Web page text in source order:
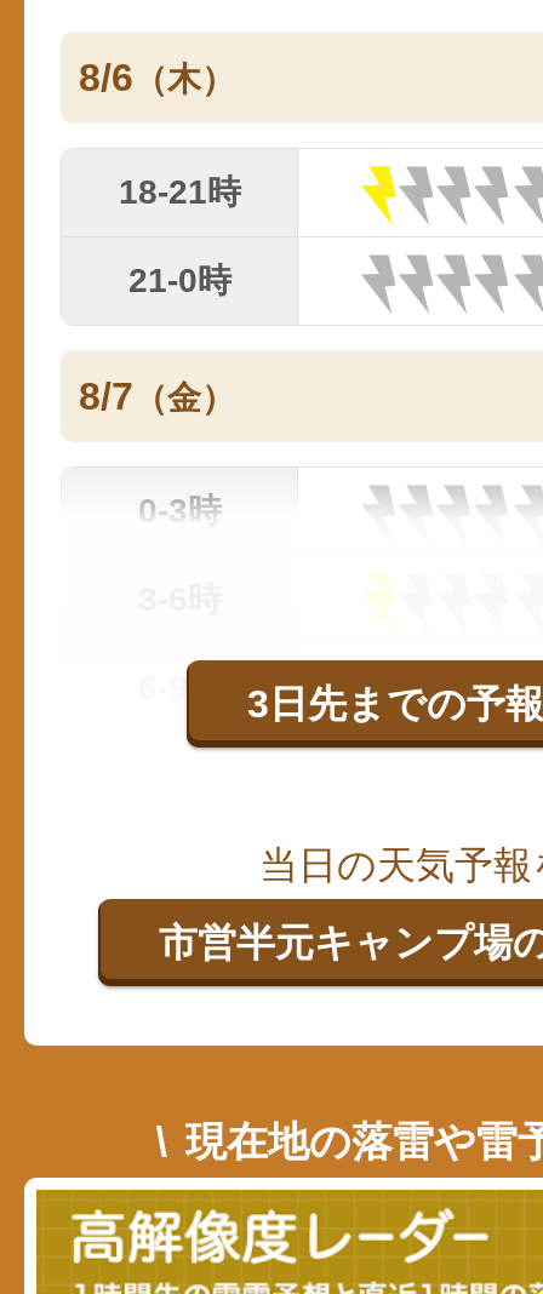
8/6 （木）
18-21時
21-0時
8/7 （金）
0-3時
3日先までの予
当日の天気予
市営半元キャンプ場
現在地の落雷や雷